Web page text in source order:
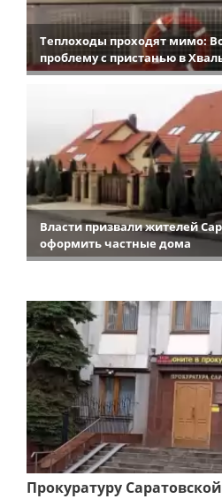
Теплоходы проходят мимо:
проблему с пристанью в
Власти призвали жителей
оформить частные дома
Прокуратуру